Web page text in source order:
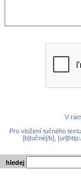
V
Pro vložení tučného
[b]tučné[/b],
hledej